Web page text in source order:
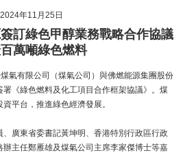
2024年11月25日
訂綠色甲醇業務戰略合作協議
萬噸綠色燃料
氣有限公司（煤氣公司）與佛燃能源集團股份
《綠色燃料及化工項目合作框架協議》。煤
平台，推進綠色經濟發展。
廣東省委書記黃坤明、香港特別行政區行政
主任鄭雁雄及煤氣公司主席李家傑博士等嘉